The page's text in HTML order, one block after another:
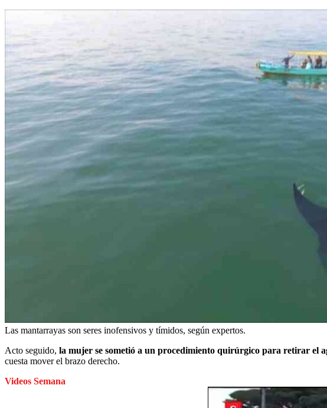
Las mantarrayas son seres inofensivos y tímidos, según expertos.
Acto seguido, la mujer se sometió a un procedimiento quirúrgico para retirar el
cuesta mover el brazo derecho.
Videos Semana